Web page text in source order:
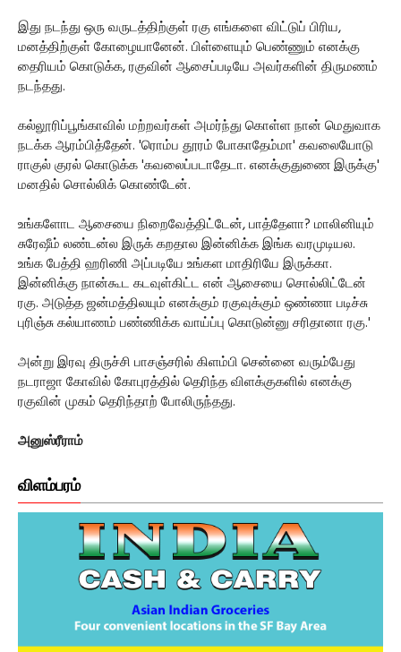
இது நடந்து ஒரு வருடத்திற்குள் ரகு எங்களை விட்டுப் பிரிய,
மனத்திற்குள் கோழையானேன். பிள்ளையும் பெண்ணும் எனக்கு
தைரியம் கொடுக்க, ரகுவின் ஆசைப்படியே அவர்களின் திருமணம்
நடந்தது.
கல்லூரிப்பூங்காவில் மற்றவர்கள் அமர்ந்து கொள்ள நான் மெதுவாக
நடக்க ஆரம்பித்தேன். 'ரொம்ப தூரம் போகாதேம்மா' கவலையோடு
ராகுல் குரல் கொடுக்க 'கவலைப்படாதேடா. எனக்குதுணை இருக்கு'
மனதில் சொல்லிக் கொண்டேன்.
உங்களோட ஆசையை நிறைவேத்திட்டேன், பாத்தேளா? மாலினியும்
சுரேஷீம் லண்டன்ல இருக் கறதால இன்னிக்க இங்க வரமுடியல.
உங்க பேத்தி ஹரிணி அப்படியே உங்கள மாதிரியே இருக்கா.
இன்னிக்கு நான்கூட கடவுள்கிட்ட என் ஆசையை சொல்லிட்டேன்
ரகு. அடுத்த ஜன்மத்திலயும் எனக்கும் ரகுவுக்கும் ஒண்ணா படிச்சு
புரிஞ்சு கல்யாணம் பண்ணிக்க வாய்ப்பு கொடுன்னு சரிதானா ரகு.'
அன்று இரவு திருச்சி பாசஞ்சரில் கிளம்பி சென்னை வரும்பேது
நடராஜா கோவில் கோபுரத்தில் தெரிந்த விளக்குகளில் எனக்கு
ரகுவின் முகம் தெரிந்தாற் போலிருந்தது.
அனுஸ்ரீராம்
விளம்பரம்